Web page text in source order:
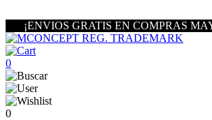
¡ENVIOS GRATIS EN COMPRAS
0
0